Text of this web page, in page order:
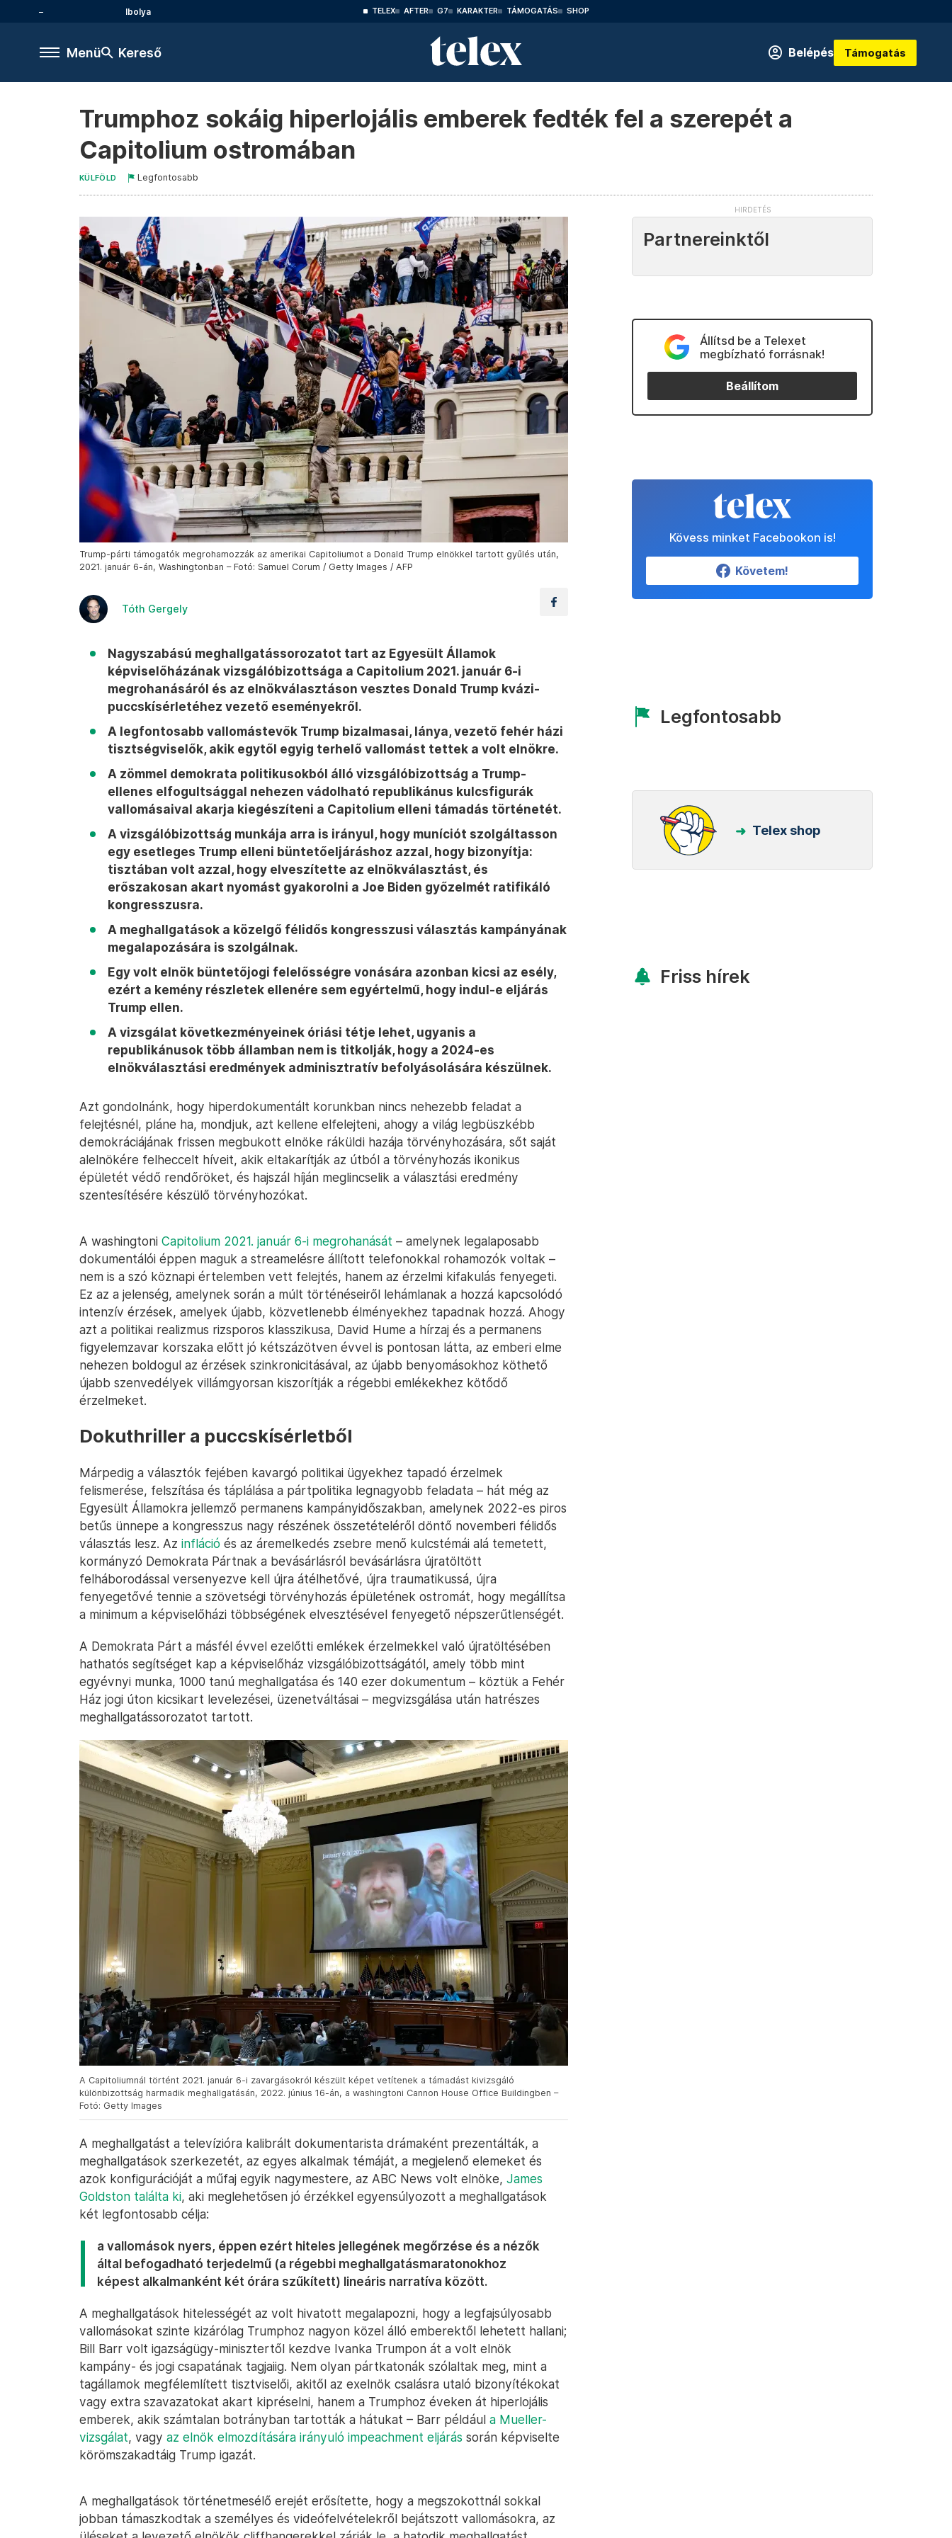
Ibolya TELEX AFTER G7 KARAKTER TÁMOGATÁS SHOP
Menü Kereső Belépés Támogatás
Trumphoz sokáig hiperlojális emberek fedték fel a szerepét a
Capitolium ostromában
KÜLFÖLD Legfontosabb
Trump-párti támogatók megrohamozzák az amerikai Capitoliumot a Donald Trump elnökkel tartott gyűlés után,
2021. január 6-án, Washingtonban – Fotó: Samuel Corum / Getty Images / AFP
Tóth Gergely
Nagyszabású meghallgatássorozatot tart az Egyesült Államok
képviselőházának vizsgálóbizottsága a Capitolium 2021. január 6-i
megrohanásáról és az elnökválasztáson vesztes Donald Trump kvázi-
puccskísérletéhez vezető eseményekről.
A legfontosabb vallomástevők Trump bizalmasai, lánya, vezető fehér házi
tisztségviselők, akik egytől egyig terhelő vallomást tettek a volt elnökre.
A zömmel demokrata politikusokból álló vizsgálóbizottság a Trump-
ellenes elfogultsággal nehezen vádolható republikánus kulcsfigurák
vallomásaival akarja kiegészíteni a Capitolium elleni támadás történetét.
A vizsgálóbizottság munkája arra is irányul, hogy muníciót szolgáltasson
egy esetleges Trump elleni büntetőeljáráshoz azzal, hogy bizonyítja:
tisztában volt azzal, hogy elveszítette az elnökválasztást, és
erőszakosan akart nyomást gyakorolni a Joe Biden győzelmét ratifikáló
kongresszusra.
A meghallgatások a közelgő félidős kongresszusi választás kampányának
megalapozására is szolgálnak.
Egy volt elnök büntetőjogi felelősségre vonására azonban kicsi az esély,
ezért a kemény részletek ellenére sem egyértelmű, hogy indul-e eljárás
Trump ellen.
A vizsgálat következményeinek óriási tétje lehet, ugyanis a
republikánusok több államban nem is titkolják, hogy a 2024-es
elnökválasztási eredmények adminisztratív befolyásolására készülnek.
Azt gondolnánk, hogy hiperdokumentált korunkban nincs nehezebb feladat a
felejtésnél, pláne ha, mondjuk, azt kellene elfelejteni, ahogy a világ legbüszkébb
demokráciájának frissen megbukott elnöke ráküldi hazája törvényhozására, sőt saját
alelnökére felheccelt híveit, akik eltakarítják az útból a törvényhozás ikonikus
épületét védő rendőröket, és hajszál híján meglincselik a választási eredmény
szentesítésére készülő törvényhozókat.
A washingtoni Capitolium 2021. január 6-i megrohanását – amelynek legalaposabb
dokumentálói éppen maguk a streamelésre állított telefonokkal rohamozók voltak –
nem is a szó köznapi értelemben vett felejtés, hanem az érzelmi kifakulás fenyegeti.
Ez az a jelenség, amelynek során a múlt történéseiről lehámlanak a hozzá kapcsolódó
intenzív érzések, amelyek újabb, közvetlenebb élményekhez tapadnak hozzá. Ahogy
azt a politikai realizmus rizsporos klasszikusa, David Hume a hírzaj és a permanens
figyelemzavar korszaka előtt jó kétszázötven évvel is pontosan látta, az emberi elme
nehezen boldogul az érzések szinkronicitásával, az újabb benyomásokhoz köthető
újabb szenvedélyek villámgyorsan kiszorítják a régebbi emlékekhez kötődő
érzelmeket.
Dokuthriller a puccskísérletből
Márpedig a választók fejében kavargó politikai ügyekhez tapadó érzelmek
felismerése, felszítása és táplálása a pártpolitika legnagyobb feladata – hát még az
Egyesült Államokra jellemző permanens kampányidőszakban, amelynek 2022-es piros
betűs ünnepe a kongresszus nagy részének összetételéről döntő novemberi félidős
választás lesz. Az infláció és az áremelkedés zsebre menő kulcstémái alá temetett,
kormányzó Demokrata Pártnak a bevásárlásról bevásárlásra újratöltött
felháborodással versenyezve kell újra átélhetővé, újra traumatikussá, újra
fenyegetővé tennie a szövetségi törvényhozás épületének ostromát, hogy megállítsa
a minimum a képviselőházi többségének elvesztésével fenyegető népszerűtlenségét.
A Demokrata Párt a másfél évvel ezelőtti emlékek érzelmekkel való újratöltésében
hathatós segítséget kap a képviselőház vizsgálóbizottságától, amely több mint
egyévnyi munka, 1000 tanú meghallgatása és 140 ezer dokumentum – köztük a Fehér
Ház jogi úton kicsikart levelezései, üzenetváltásai – megvizsgálása után hatrészes
meghallgatássorozatot tartott.
A Capitoliumnál történt 2021. január 6-i zavargásokról készült képet vetítenek a támadást kivizsgáló
különbizottság harmadik meghallgatásán, 2022. június 16-án, a washingtoni Cannon House Office Buildingben –
Fotó: Getty Images
A meghallgatást a televízióra kalibrált dokumentarista drámaként prezentálták, a
meghallgatások szerkezetét, az egyes alkalmak témáját, a megjelenő elemeket és
azok konfigurációját a műfaj egyik nagymestere, az ABC News volt elnöke, James
Goldston találta ki, aki meglehetősen jó érzékkel egyensúlyozott a meghallgatások
két legfontosabb célja:
a vallomások nyers, éppen ezért hiteles jellegének megőrzése és a nézők
által befogadható terjedelmű (a régebbi meghallgatásmaratonokhoz
képest alkalmanként két órára szűkített) lineáris narratíva között.
A meghallgatások hitelességét az volt hivatott megalapozni, hogy a legfajsúlyosabb
vallomásokat szinte kizárólag Trumphoz nagyon közel álló emberektől lehetett hallani;
Bill Barr volt igazságügy-minisztertől kezdve Ivanka Trumpon át a volt elnök
kampány- és jogi csapatának tagjaiig. Nem olyan pártkatonák szólaltak meg, mint a
tagállamok megfélemlített tisztviselői, akitől az exelnök csalásra utaló bizonyítékokat
vagy extra szavazatokat akart kipréselni, hanem a Trumphoz éveken át hiperlojális
emberek, akik számtalan botrányban tartották a hátukat – Barr például a Mueller-
vizsgálat, vagy az elnök elmozdítására irányuló impeachment eljárás során képviselte
körömszakadtáig Trump igazát.
A meghallgatások történetmesélő erejét erősítette, hogy a megszokottnál sokkal
jobban támaszkodtak a személyes és videófelvételekről bejátszott vallomásokra, az
Partnereinktől
Állítsd be a Telexet
megbízható forrásnak!
Beállítom
Kövess minket Facebookon is!
Követem!
Legfontosabb
Telex shop
Friss hírek